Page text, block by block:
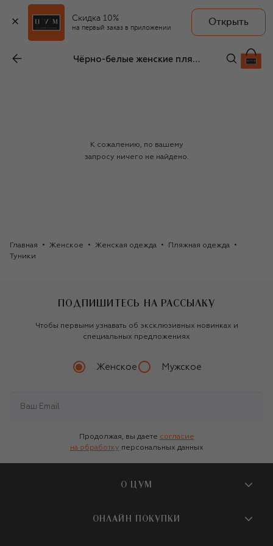
Скидка 10%
на первый заказ в приложении
Открыть
Чёрно-белые женские пляжные туники Missoni
К сожалению, по вашему
запросу ничего не найдено.
Главная Женское Женская одежда
Пляжная одежда
Туники
ПОДПИШИТЕСЬ НА РАССЫЛКУ
Чтобы первыми узнавать об эксклюзивных новинках и
специальных предложениях
Женское Мужское
Продолжая, вы даете согласие
на обработку персональных данных
О ЦУМ
О магазине
ОНЛАЙН ПОКУПКИ